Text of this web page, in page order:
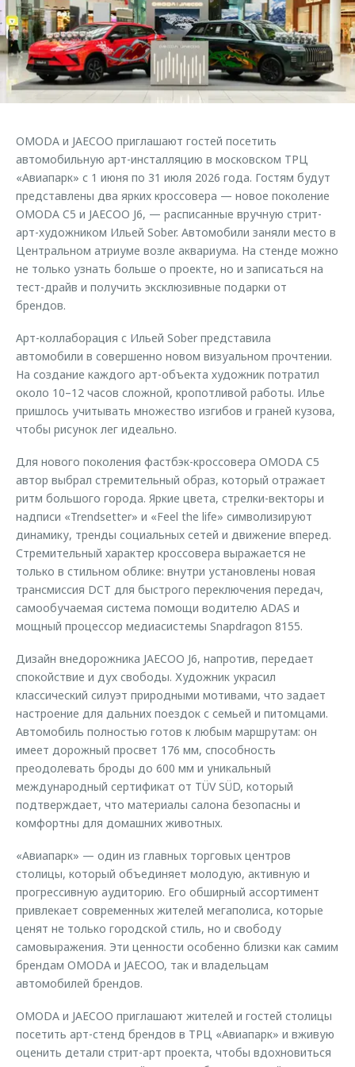
Страхование
Кредитный калькулятор
Аксессуары
Одежда и сувениры
Запчасти
Трейд-ин
Калькулятор трейд-ин
Клиентская поддержка
O&J Автоклуб
Клуб владельцев OMODA
Приложение O&J
Одежда и сувениры
Оригинальные аксессуары
Запчасти
Обратная связь
OMODA и JAECOO приглашают гостей посетить
автомобильную арт-инсталляцию в московском ТРЦ
«Авиапарк» с 1 июня по 31 июля 2026 года. Гостям будут
представлены два ярких кроссовера — новое поколение
OMODA C5 и JAECOO J6, — расписанные вручную стрит-
арт-художником Ильей Sober. Автомобили заняли место в
Центральном атриуме возле аквариума. На стенде можно
не только узнать больше о проекте, но и записаться на
тест-драйв и получить эксклюзивные подарки от
брендов.
Арт-коллаборация с Ильей Sober представила
автомобили в совершенно новом визуальном прочтении.
На создание каждого арт-объекта художник потратил
около 10–12 часов сложной, кропотливой работы. Илье
пришлось учитывать множество изгибов и граней кузова,
чтобы рисунок лег идеально.
Для нового поколения фастбэк-кроссовера OMODA C5
автор выбрал стремительный образ, который отражает
ритм большого города. Яркие цвета, стрелки-векторы и
надписи «Trendsetter» и «Feel the life» символизируют
динамику, тренды социальных сетей и движение вперед.
Стремительный характер кроссовера выражается не
только в стильном облике: внутри установлены новая
трансмиссия DCT для быстрого переключения передач,
самообучаемая система помощи водителю ADAS и
мощный процессор медиасистемы Snapdragon 8155.
Дизайн внедорожника JAECOO J6, напротив, передает
спокойствие и дух свободы. Художник украсил
классический силуэт природными мотивами, что задает
настроение для дальних поездок с семьей и питомцами.
Автомобиль полностью готов к любым маршрутам: он
имеет дорожный просвет 176 мм, способность
преодолевать броды до 600 мм и уникальный
международный сертификат от TÜV SÜD, который
подтверждает, что материалы салона безопасны и
комфортны для домашних животных.
«Авиапарк» — один из главных торговых центров
столицы, который объединяет молодую, активную и
прогрессивную аудиторию. Его обширный ассортимент
привлекает современных жителей мегаполиса, которые
ценят не только городской стиль, но и свободу
самовыражения. Эти ценности особенно близки как самим
брендам OMODA и JAECOO, так и владельцам
автомобилей брендов.
OMODA и JAECOO приглашают жителей и гостей столицы
посетить арт-стенд брендов в ТРЦ «Авиапарк» и вживую
оценить детали стрит-арт проекта, чтобы вдохновиться